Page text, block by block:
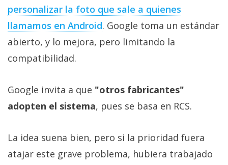
personalizar la foto que sale a quienes
llamamos en Android. Google toma un estándar
abierto, y lo mejora, pero limitando la
compatibilidad.
Google invita a que "otros fabricantes"
adopten el sistema, pues se basa en RCS.
La idea suena bien, pero si la prioridad fuera
atajar este grave problema, hubiera trabajado